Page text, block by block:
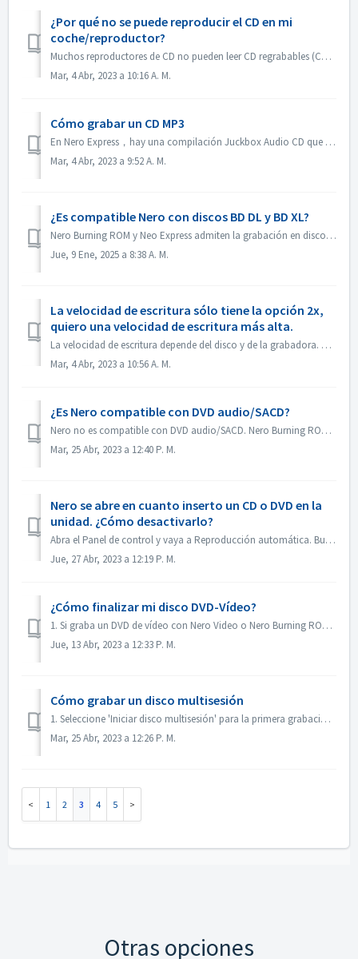
¿Por qué no se puede reproducir el CD en mi
coche/reproductor?
Muchos reproductores de CD no pueden leer CD regrabables (CD-RW). Por lo tanto, debes utilizar CD-ROM normales para grabar CD de audio.
Mar, 4 Abr, 2023 a 10:16 A. M.
Cómo grabar un CD MP3
En Nero Express，hay una compilación Juckbox Audio CD que crea un CD con todos sus archivos MP3, WMA, o Nero AAC favoritos que se pueden reproducir en cualqu...
Mar, 4 Abr, 2023 a 9:52 A. M.
¿Es compatible Nero con discos BD DL y BD XL?
Nero Burning ROM y Neo Express admiten la grabación en discos BD DL (50 GB) y BD XL (100 GB y 128 GB). Nero Video permite grabar discos BD DL (50 GB). No es...
Jue, 9 Ene, 2025 a 8:38 A. M.
La velocidad de escritura sólo tiene la opción 2x,
quiero una velocidad de escritura más alta.
La velocidad de escritura depende del disco y de la grabadora. Nero Burning ROM detecta automáticamente la grabadora y el disco y muestra la velocidad de es...
Mar, 4 Abr, 2023 a 10:56 A. M.
¿Es Nero compatible con DVD audio/SACD?
Nero no es compatible con DVD audio/SACD. Nero Burning ROM sólo admite la grabación de CD de audio en 44100 hz.
Mar, 25 Abr, 2023 a 12:40 P. M.
Nero se abre en cuanto inserto un CD o DVD en la
unidad. ¿Cómo desactivarlo?
Abra el Panel de control y vaya a Reproducción automática. Busca la configuración de cada DVD o CD. Selecciona "Preguntarme cada vez" o "No r...
Jue, 27 Abr, 2023 a 12:19 P. M.
¿Cómo finalizar mi disco DVD-Vídeo?
1. Si graba un DVD de vídeo con Nero Video o Nero Burning ROM, el disco se finalizará automáticamente y se podrá reproducir en la mayoría de los reproductor...
Jue, 13 Abr, 2023 a 12:33 P. M.
Cómo grabar un disco multisesión
1. Seleccione 'Iniciar disco multisesión' para la primera grabación. 2. Vuelva a insertar el disco grabado. Seleccione 'Continuar disco multi...
Mar, 25 Abr, 2023 a 12:26 P. M.
1 2 3 4 5
Otras opciones